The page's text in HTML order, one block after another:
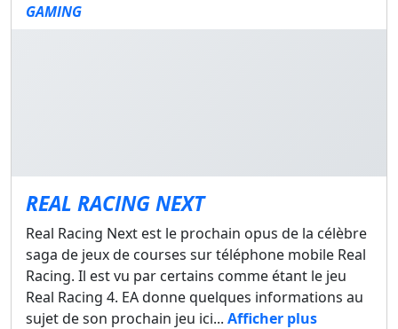
GAMING
REAL RACING NEXT
Real Racing Next est le prochain opus de la célèbre
saga de jeux de courses sur téléphone mobile Real
Racing. Il est vu par certains comme étant le jeu
Real Racing 4. EA donne quelques informations au
sujet de son prochain jeu ici... Afficher plus